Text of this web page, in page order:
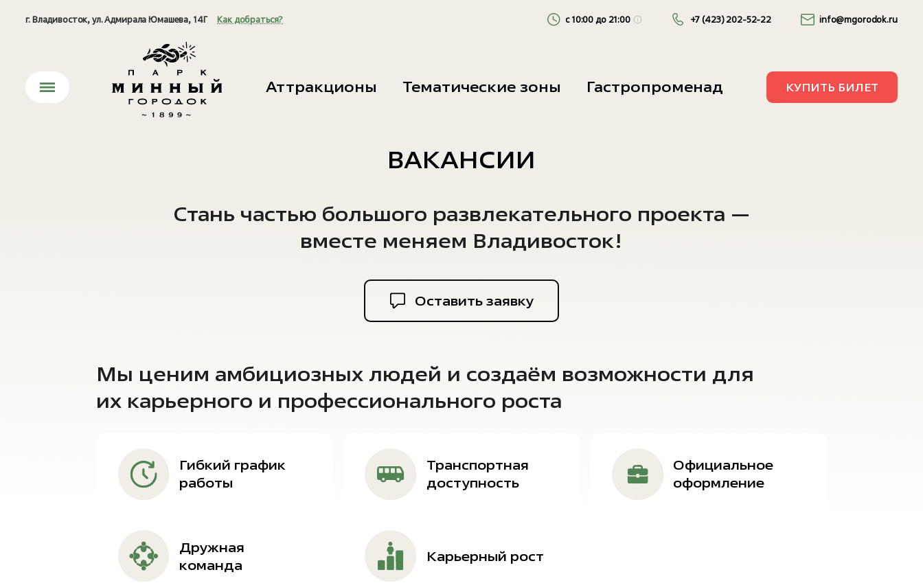
г. Владивосток, ул. Адмирала Юмашева, 14Г Как добраться? с 10:00 до 21:00
Выходные 10:00 — 22:00
+7 (423) 202-52-22 info@mgorodok.ru
Аттракционы Тематические зоны Гастропроменад КУПИТЬ БИЛЕТ
ВАКАНСИИ
Стань частью большого развлекательного проекта —
вместе меняем Владивосток!
Оставить заявку
Мы ценим амбициозных людей и создаём возможности для
их карьерного и профессионального роста
Гибкий график
работы
Транспортная
доступность
Официальное
оформление
Дружная
команда
Карьерный рост